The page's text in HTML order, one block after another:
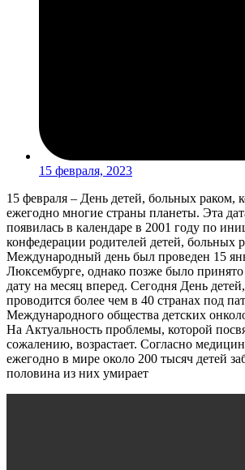
15 февраля, 2023
15 февраля – День детей, больных раком,
ежегодно многие страны планеты. Эта
появилась в календаре в 2001 году по
конфедерации родителей детей, больных
Международный день был проведен 15
Люксембурге, однако позже было
дату на месяц вперед. Сегодня День
проводится более чем в 40 странах под
Международного общества детских
На Актуальность проблемы, которой
сожалению, возрастает. Согласно
ежегодно в мире около 200 тысяч детей
половина из них умирает